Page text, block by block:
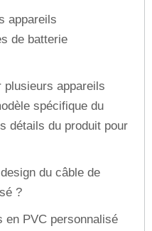
appareils
de batterie
plusieurs appareils
spécifique du
détails du produit pour
du câble de
?
en PVC personnalisé